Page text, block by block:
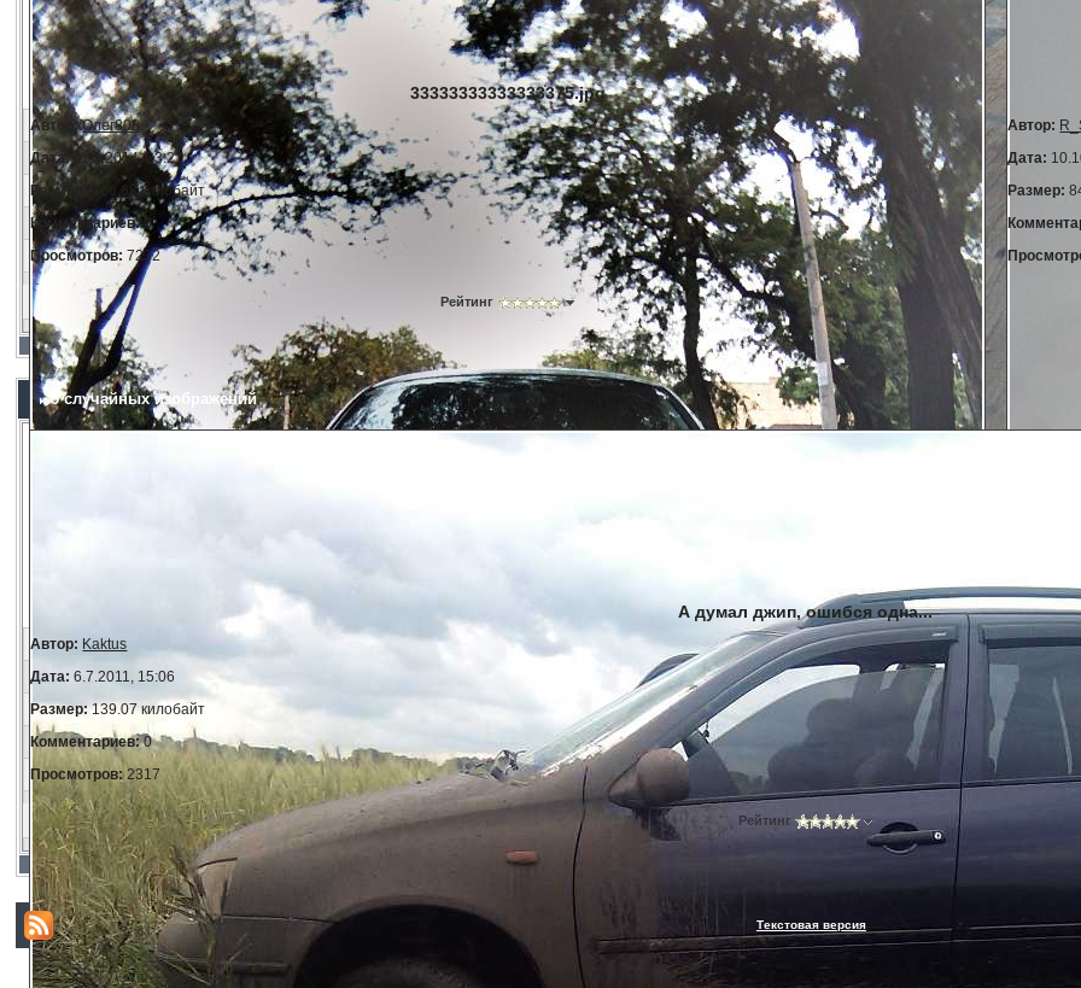
33333333333333375.jpg
Автор: Олег808
Дата:
11.3.2014, 23:21
Размер:
166.68 килобайт
Комментариев:0
Просмотров:7232
Рейтинг
Автор:
Дата:
Размер:
5 случайных изображений
А думал джип, ошибся одна...
Автор: Kaktus
Дата:6.7.2011, 15:06
Размер:139.07 килобайт
Комментариев:0
Просмотров:2317
Рейтинг
Текстовая версия